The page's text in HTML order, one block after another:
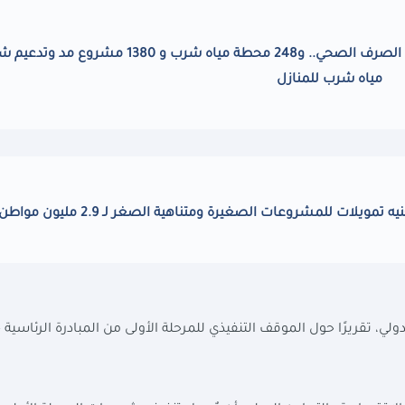
الانتهاء من إنشاء وتطوير 21 محطة معالجة لمياه الصرف الصحي.. و248 محطة مياه شرب و
مياه شرب للمنازل
تقريرًا حول الموقف التنفيذي للمرحلة الأولى من المبادرة الرئاسية